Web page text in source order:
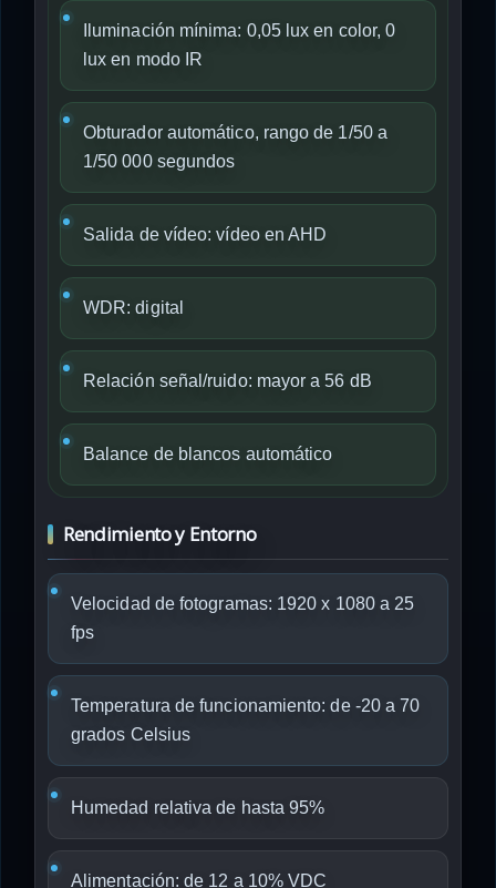
Iluminación mínima: 0,05 lux en color, 0
lux en modo IR
Obturador automático, rango de 1/50 a
1/50 000 segundos
Salida de vídeo: vídeo en AHD
WDR: digital
Relación señal/ruido: mayor a 56 dB
Balance de blancos automático
Rendimiento y Entorno
Velocidad de fotogramas: 1920 x 1080 a 25
fps
Temperatura de funcionamiento: de -20 a 70
grados Celsius
Humedad relativa de hasta 95%
Alimentación: de 12 a 10% VDC